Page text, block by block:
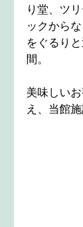
り堂、ツ
ックから
をぐるり
間。
美味しい
え、当館